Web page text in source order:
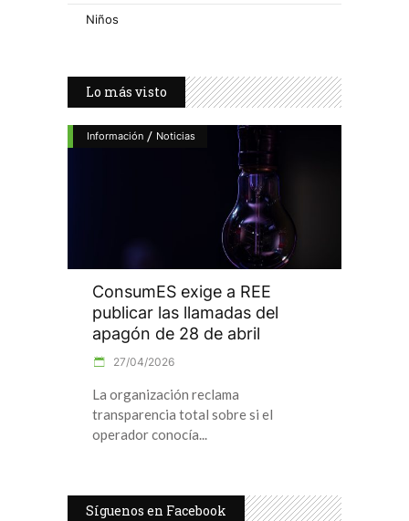
Niños
Lo más visto
Información / Noticias
ConsumES exige a REE
publicar las llamadas del
apagón de 28 de abril
27/04/2026
La organización reclama
transparencia total sobre si el
operador conocía
Síguenos en Facebook